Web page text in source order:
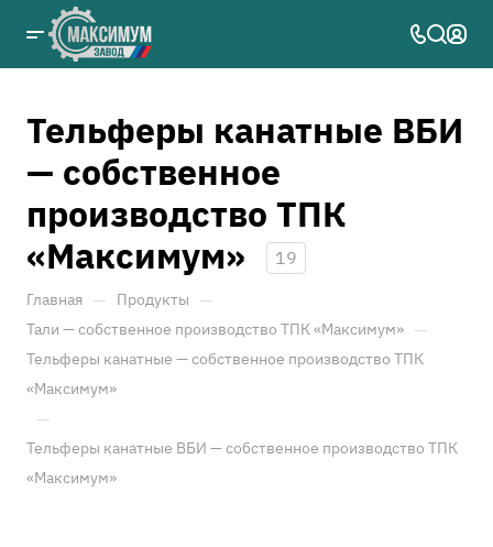
Тельферы канатные ВБИ
— собственное
производство ТПК
«Максимум»
19
Главная — Продукты —
Тали — собственное производство ТПК «Максимум» —
Тельферы канатные — собственное производство ТПК
«Максимум»
—
Тельферы канатные ВБИ — собственное производство ТПК
«Максимум»